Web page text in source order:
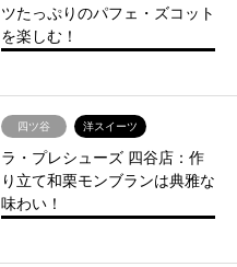
ツたっぷりのパフェ・ズコット
を楽しむ！
四ツ谷 洋スイーツ
ラ・プレシューズ 四谷店：作
り立て和栗モンブランは典雅な
味わい！